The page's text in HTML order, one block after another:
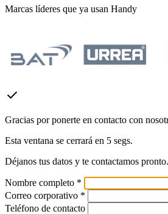
Marcas líderes que ya usan Handy
check
Gracias por ponerte en contacto con
Esta ventana se cerrará en 5 segs.
Déjanos tus datos y te contactamos pronto.
Nombre completo *
Correo corporativo *
Teléfono de contacto